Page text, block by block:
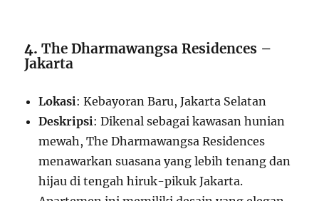
4.The Dharmawangsa Residences –
Jakarta
Lokasi: Kebayoran Baru, Jakarta Selatan
Deskripsi: Dikenal sebagai kawasan hunian
mewah, The Dharmawangsa Residences
menawarkan suasana yang lebih tenang dan
hijau di tengah hiruk-pikuk Jakarta.